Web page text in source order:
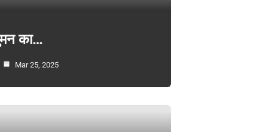
का…
Mar 25, 2025